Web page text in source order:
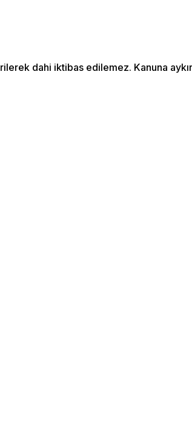
dahi iktibas edilemez. Kanuna